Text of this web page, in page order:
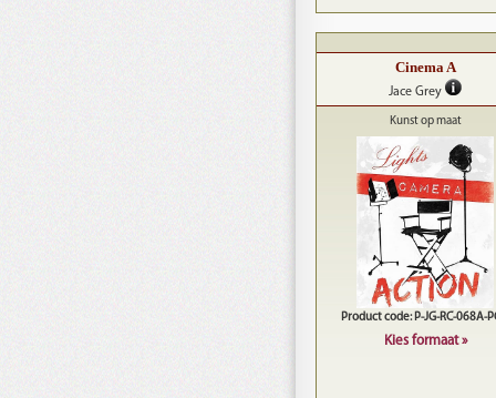
Cinema A
Jace Grey
Kunst op maat
Product code: P-JG-RC-068A-
Kies formaat »